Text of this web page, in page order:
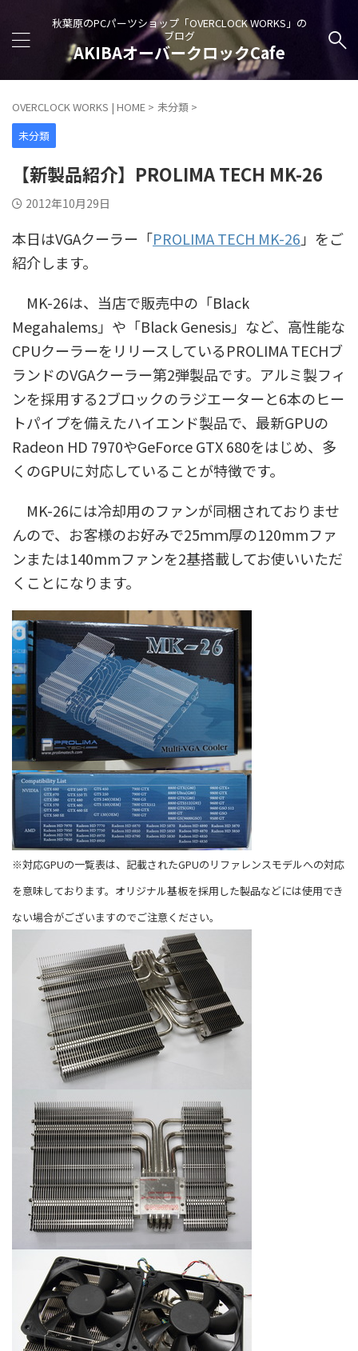
秋葉原のPCパーツショップ「OVERCLOCK WORKS」の
ブログ
AKIBAオーバークロックCafe
OVERCLOCK WORKS | HOME > 未分類 >
未分類
【新製品紹介】PROLIMA TECH MK-26
2012年10月29日
本日はVGAクーラー「PROLIMA TECH MK-26 」をご
紹介します。
MK-26は、当店で販売中の「Black
Megahalems」や「Black Genesis」など、高性能な
CPUクーラーをリリースしているPROLIMA TECHブ
ランドのVGAクーラー第2弾製品です。アルミ製フィ
ンを採用する2ブロックのラジエーターと6本のヒー
トパイプを備えたハイエンド製品で、最新GPUの
Radeon HD 7970やGeForce GTX 680をはじめ、多
くのGPUに対応していることが特徴です。
MK-26には冷却用のファンが同梱されておりませ
んので、お客様のお好みで25ｍｍ厚の120mmファ
ンまたは140mmファンを2基搭載してお使いいただ
くことになります。
※対応GPUの一覧表は、記載されたGPUのリファレンスモデルへの対応
を意味しております。オリジナル基板を採用した製品などには使用でき
ない場合がございますのでご注意ください。